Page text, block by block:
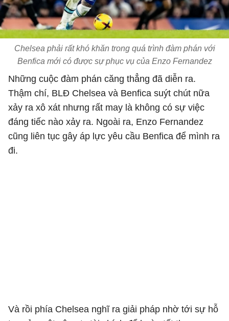
Chelsea phải rất khó khăn trong quá trình đàm phán với
Benfica mới có được sự phục vụ của Enzo Fernandez
Những cuộc đàm phán căng thẳng đã diễn ra.
Thậm chí, BLĐ Chelsea và Benfica suýt chút nữa
xảy ra xô xát nhưng rất may là không có sự việc
đáng tiếc nào xảy ra. Ngoài ra, Enzo Fernandez
cũng liên tục gây áp lực yêu cầu Benfica để mình ra
đi.
Và rồi phía Chelsea nghĩ ra giải pháp nhờ tới sự hỗ